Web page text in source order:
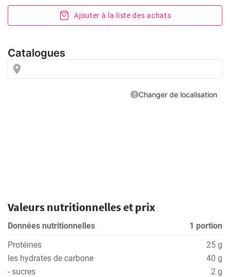
Ajouter à la liste des achats
Valeurs nutritionnelles et prix
Données nutritionnelles
1 portion
Protéines
25 g
les hydrates de carbone
40 g
- sucres
2 g